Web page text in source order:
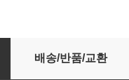
「?育再生」を問う)
배송/반품/교환